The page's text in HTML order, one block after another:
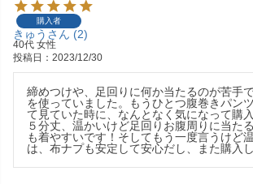
購入者
きゅう 2
40代 女性
投稿日
2023/12/30
締めつけや、足回りに何か当たるのが苦手
を使っていました。もうひとつ腹巻きパン
て見ていた時に、なんとなく気になって購入
５分丈、温かいけど足回りお腹周りに当た
も着やすいです！そしてもう一度言うけど
は、布ナプも安定して安心だし、また購入